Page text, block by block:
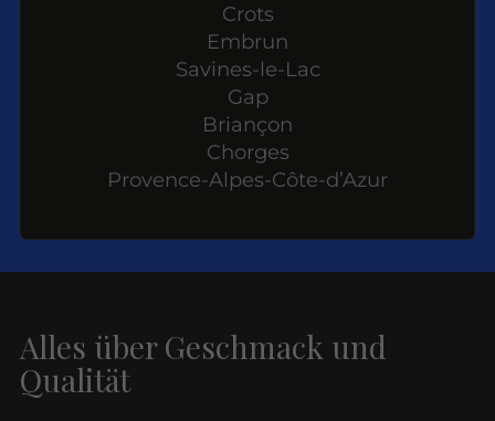
Crots
Embrun
Savines-le-Lac
Gap
Briançon
Chorges
Provence-Alpes-Côte-d’Azur
Alles über Geschmack und
Qualität